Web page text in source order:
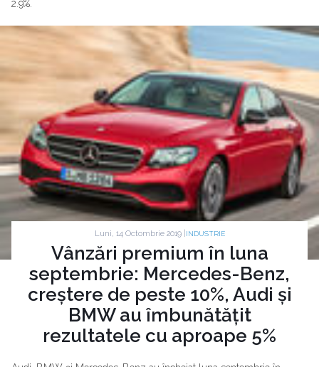
2.9%.
Luni, 14 Octombrie 2019 | INDUSTRIE
Vânzări premium în luna
septembrie: Mercedes-Benz,
creștere de peste 10%, Audi și
BMW au îmbunătățit
rezultatele cu aproape 5%